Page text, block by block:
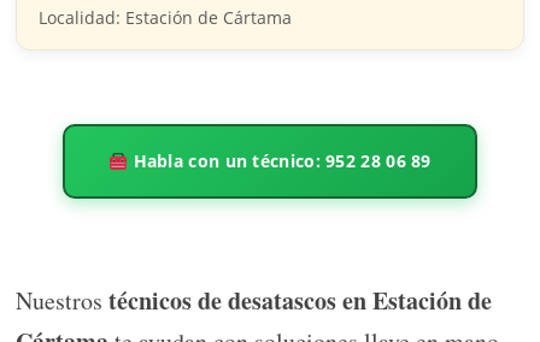
Localidad: Estación de Cártama
Habla con un técnico: 952 28 06 89
Nuestros técnicos de desatascos en Estación de